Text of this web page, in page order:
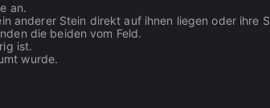
an.
anderer Stein direkt auf ihnen liegen oder ihre
die beiden vom Feld.
ist.
wurde.